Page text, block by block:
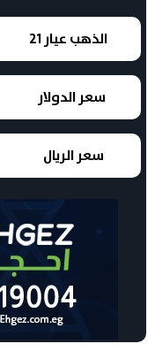
الذهب عيار 21
سعر الدولار
سعر الريال